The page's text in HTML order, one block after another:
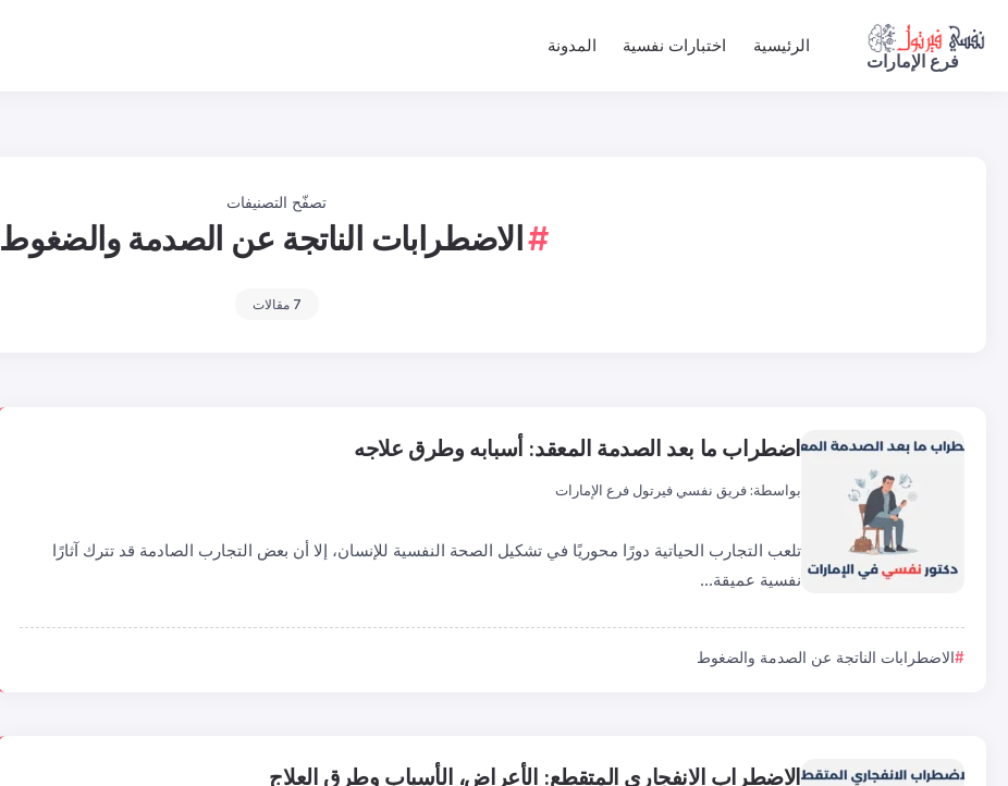
فرع الإمارات
الرئيسية اختبارات نفسية المدونة
تصفّح التصنيفات
الاضطرابات الناتجة عن الصدمة والضغوط
7 مقالات
اضطراب ما بعد الصدمة المعقد: أسبابه وطرق علاجه
بواسطة: فريق نفسي فيرتول فرع الإمارات
تلعب التجارب الحياتية دورًا محوريًا في تشكيل الصحة النفسية للإنسان، إلا أن بعض التجارب الصادمة قد تترك آثارًا
نفسية عميقة...
الاضطرابات الناتجة عن الصدمة والضغوط
الاضطراب الانفجاري المتقطع: الأعراض، الأسباب وطرق العلاج